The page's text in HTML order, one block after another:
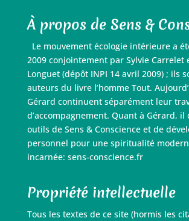
À propos de Sens &
Le mouvement écologie intérieure a
2009 conjointement par Sylvie Carrelet
Longuet (dépôt INPI 14 avril 2009) ; ils
auteurs du livre l’homme Tout.
Gérard continuent séparément leur
d’accompagnement. Quant à Gérard, il
outils de Sens & Conscience et de
personnel pour une spiritualité
incarnée: sens-conscience.fr
Propriété intellectuelle
Tous les textes de ce site (hormis les